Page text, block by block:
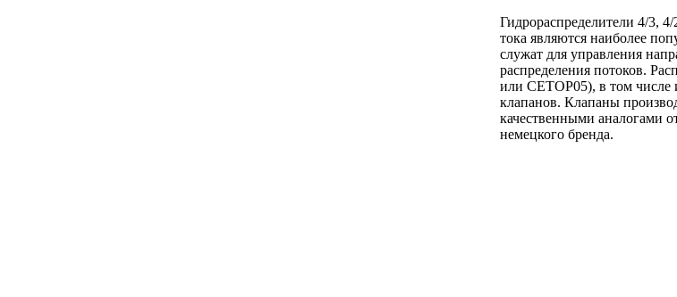
Гидрораспределители 4/3,
тока являются наиболее
служат для управления
распределения потоков.
или CETOP05), в том числе
клапанов. Клапаны
качественными аналогами
немецкого бренда.